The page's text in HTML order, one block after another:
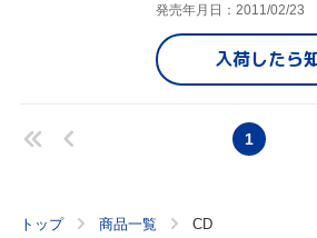
発売年月日：2011/02/23
入荷したら
1
トップ 商品一覧 CD